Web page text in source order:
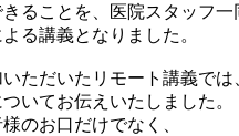
ることを、医院スタッフ一
る講義となりました。
ただいたリモート講義では
いてお伝えいたしました。
のお口だけでなく、